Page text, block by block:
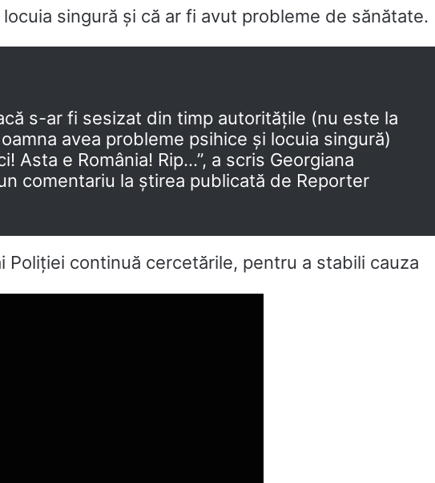
singură și că ar fi avut probleme de sănătate.
s-ar fi sesizat din timp autoritățile (nu este la
avea probleme psihice și locuia singură)
Asta e România! Rip…”, a scris Georgiana
comentariu la știrea publicată de Reporter
Poliției continuă cercetările, pentru a stabili cauza